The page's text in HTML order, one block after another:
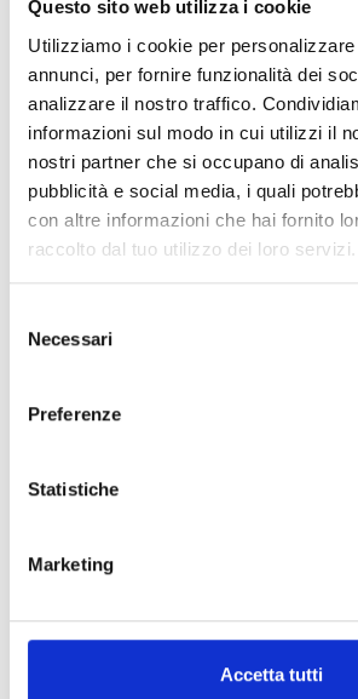
Questo sito web utilizza i cookie
Utilizziamo i cookie per
annunci, per fornire funzionalità dei
analizzare il nostro traffico.
informazioni sul modo in cui utilizzi il
nostri partner che si occupano di
pubblicità e social media, i quali
con altre informazioni che hai fornito
raccolto dal tuo utilizzo dei loro servizi.
delNecessari
Preferenze
Statistiche
Marketing
Accetta tutti
ausgelegt. Sie eignen sich ideal
Einsatz in Gewerbegebäuden,
Industrieanlagen, Sportzentren
öffentlichen Bereichen und
ansprechendes Design mit
Klangqualität.